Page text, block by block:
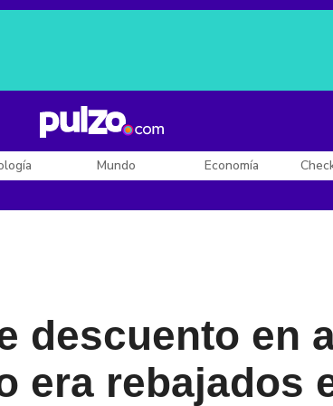
De la Espriella
Mundo Economía
descuento en
era rebajados